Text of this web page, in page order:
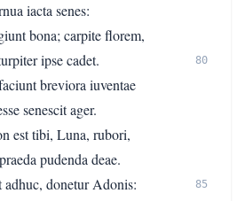
iacta senes:
bona; carpite florem,
ipse cadet.
80
breviora iuventae
senescit ager.
est tibi, Luna, rubori,
pudenda deae.
donetur Adonis:
85